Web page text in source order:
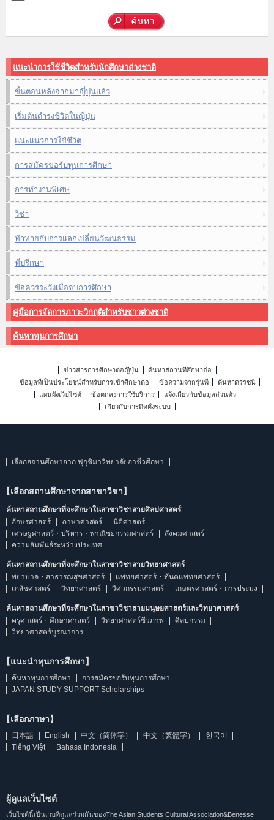
แนะนำการใช้ชีวิตสำหรับนักศึกษาต่างชาติ
ขั้นตอนหลังจากมาญี่ปุ่นแล้ว
เริ่มต้นดำรงชีวิตในญี่ปุ่น
แนะแนวการใช้ชีวิต
การสมัครขอรับทุนการศึกษา
การทำงานพิเศษ
วีซ่า
ท้าทายกับการแลกเปลี่ยนวัฒนธรรม
ที่ปรึกษา
ข้อควรระวังเมื่อจบการศึกษา
คู่มือการจัดการภาวะวิกฤติสำหรับชาวต่างชาติ
ค้นหาทุนการศึกษา
ข่าวสารการศึกษาต่อญี่ปุ่น
ค้นหาสถานที่ศึกษาต่อ
ข้อมูลที่เป็นประโยชน์สำหรับการเข้าศึกษาต่อ
ข้อความจากรุ่นพี่
ค้นหาดรรชนี
แผนผังเว็บไซต์
ข้อตกลงการใช้บริการ
แจ้งเกี่ยวกับข้อมูลส่วนตัว
เกี่ยวกับการติดตั้งระบบ
เลือกสถานศึกษาจาก ฟุกุชิมาวิทยาลัยอาชีวศึกษา
【เลือกสถานศึกษาจากสาขาวิชา】
ค้นหาสถานศึกษาที่จะศึกษาในสาขาวิชาสายศิลปศาสตร์
อักษรศาสตร์
ภาษาศาสตร์
นิติศาสตร์
เศรษฐศาสตร์・บริหาร・พาณิชยกรรมศาสตร์
สังคมศาสตร์
ความสัมพันธ์ระหว่างประเทศ
ค้นหาสถานศึกษาที่จะศึกษาในสาขาวิชาสายวิทยาศาสตร์
พยาบาล・สาธารณสุขศาสตร์
แพทยศาสตร์・ทันตแพทยศาสตร์
เภสัชศาสตร์
วิทยาศาสตร์ วิศวกรรมศาสตร์ เกษตรศาสตร์・การประมง
ค้นหาสถานศึกษาที่จะศึกษาในสาขาวิชาสายมนุษยศาสตร์และวิทยาศาสตร์
ครุศาสตร์・ศึกษาศาสตร์
วิทยาศาสตร์ชีวภาพ
ศิลปกรรม
วิทยาศาสตร์บูรณาการ
【แนะนำทุนการศึกษา】
ค้นหาทุนการศึกษา
การสมัครขอรับทุนการศึกษา
JAPAN STUDY SUPPORT Scholarships
【เลือกภาษา】
日本語 English 中文（简体字） 中文（繁體字）
한국어
Tiếng Việt
Bahasa Indonesia
ผู้ดูแลเว็บไซต์
เว็บไซต์นี้เป็นเวบที่ดูแลร่วมกันของThe Asian Students Cultural Association&Benesse